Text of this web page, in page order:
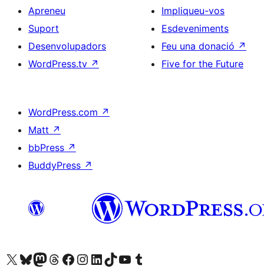
Apreneu
Suport
Desenvolupadors
WordPress.tv ↗
Impliqueu-vos
Esdeveniments
Feu una donació ↗
Five for the Future
WordPress.com ↗
Matt ↗
bbPress ↗
BuddyPress ↗
Visiteu el nostre compte X (abans Twitter)
Visiteu el nostre compte de Bluesky
Visiteu el nostre compte al Mastodon
Visiteu el nostre compte de Threads
Visiteu la nostra pàgina al Facebook
Visiteu el nostre compte d'Instagram
Visiteu el nostre compte de LinkedIn
Visiteu el nostre compte de TikTok
Visiteu el nostre canal al YouTube
Visiteu el nostre compte de Tumblr